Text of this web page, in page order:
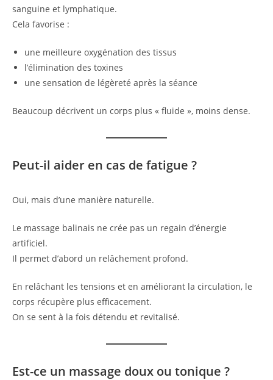
sanguine et lymphatique.
Cela favorise :
une meilleure oxygénation des tissus
l’élimination des toxines
une sensation de légèreté après la séance
Beaucoup décrivent un corps plus « fluide », moins dense.
Peut-il aider en cas de fatigue ?
Oui, mais d’une manière naturelle.
Le massage balinais ne crée pas un regain d’énergie
artificiel.
Il permet d’abord un relâchement profond.
En relâchant les tensions et en améliorant la circulation, le
corps récupère plus efficacement.
On se sent à la fois détendu et revitalisé.
Est-ce un massage doux ou tonique ?